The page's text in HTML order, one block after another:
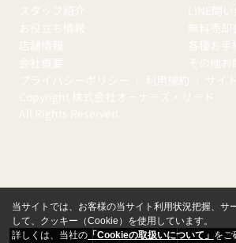
スタッフ紹介
お役立ち情報
店舗情報
会社概要
LINE問
無料売却
各種お手
その他
プライバシーポリシー
利用規約
サイ
Copyright 株式会社オーナーズ・リード
All Rights Reserved.
当サイトでは、お客様の当サイト利用状況把握、サ
して、クッキー（Cookie）を使用しています。
詳しくは、当社の 「Cookieの取扱いについて」 をご